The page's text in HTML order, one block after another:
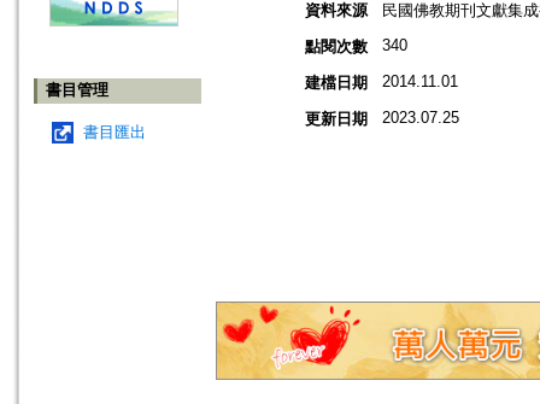
書目管理
書目匯出
資料來源
民國佛教期刊文獻集
點閱次數
340
建檔日期 2014.11.01
更新日期 2023.07.25